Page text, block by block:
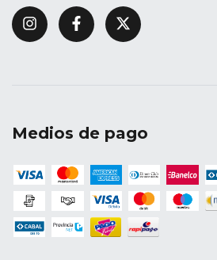
Medios de pago